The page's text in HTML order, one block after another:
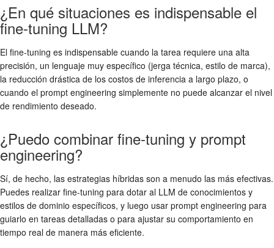
¿En qué situaciones es indispensable el
fine-tuning LLM?
El fine-tuning es indispensable cuando la tarea requiere una alta
precisión, un lenguaje muy específico (jerga técnica, estilo de marca),
la reducción drástica de los costos de inferencia a largo plazo, o
cuando el prompt engineering simplemente no puede alcanzar el nivel
de rendimiento deseado.
¿Puedo combinar fine-tuning y prompt
engineering?
Sí, de hecho, las estrategias híbridas son a menudo las más efectivas.
Puedes realizar fine-tuning para dotar al LLM de conocimientos y
estilos de dominio específicos, y luego usar prompt engineering para
guiarlo en tareas detalladas o para ajustar su comportamiento en
tiempo real de manera más eficiente.